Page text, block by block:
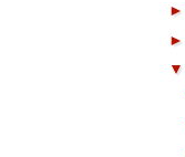
►
►
▼